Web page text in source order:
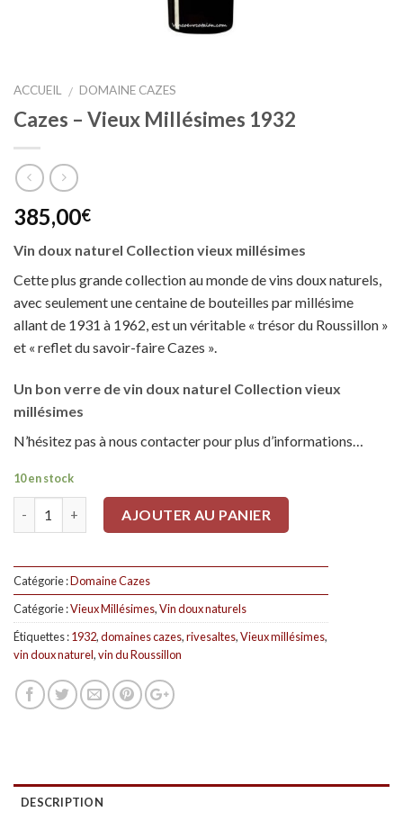
ACCUEIL / DOMAINE CAZES
Cazes – Vieux Millésimes 1932
385,00€
Vin doux naturel Collection vieux millésimes
Cette plus grande collection au monde de vins doux naturels,
avec seulement une centaine de bouteilles par millésime
allant de 1931 à 1962, est un véritable « trésor du Roussillon »
et « reflet du savoir-faire Cazes ».
Un bon verre de vin doux naturel Collection vieux
millésimes
N’hésitez pas à nous contacter pour plus d’informations…
10 en stock
AJOUTER AU PANIER
Catégorie :Domaine Cazes
Catégorie :Vieux Millésimes,Vin doux naturels
Étiquettes :1932,domaines cazes,rivesaltes,Vieux millésimes,
vin doux naturel,vin du Roussillon
DESCRIPTION